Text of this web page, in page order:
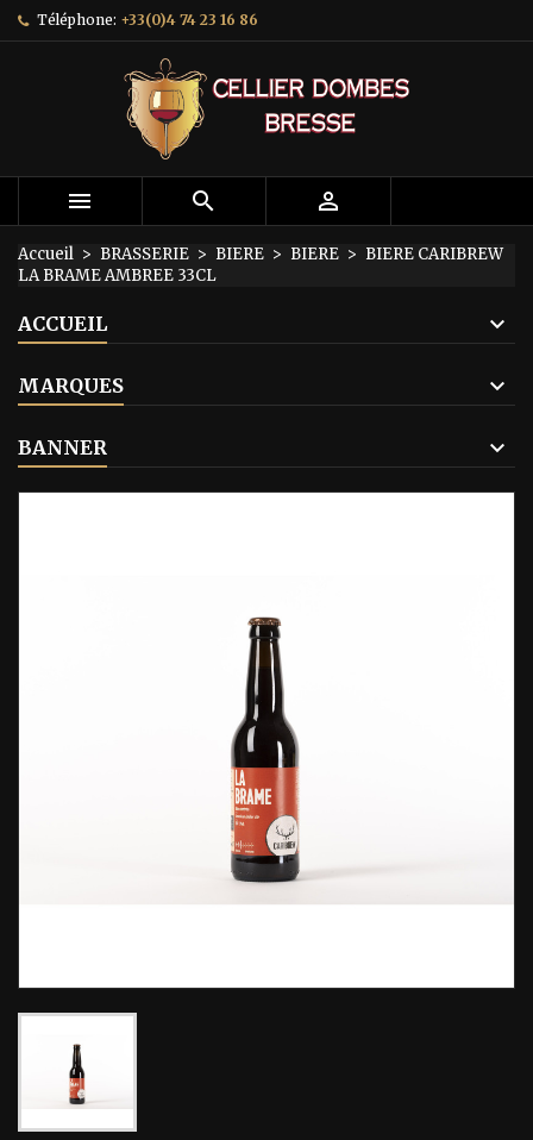
Téléphone: +33(0)4 74 23 16 86
  
Accueil BRASSERIE BIERE BIERE
BIERE CARIBREW
LA BRAME AMBREE 33CL
ACCUEIL
MARQUES
BANNER
Mes listes d'envies ×
Créer une nouvelle liste
Créer une liste d'envies ×
Nom de la liste d'envies
Connexion ×
Vous devez être connecté pour ajouter des produits
à votre liste d'envies.
Annuler